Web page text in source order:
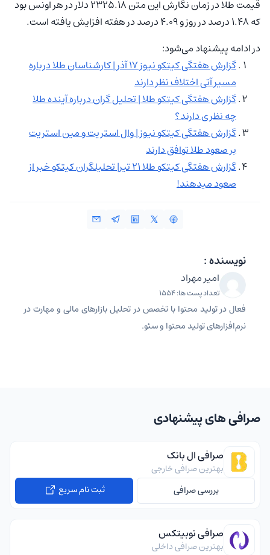
قیمت طلا در زمان نگارش این متن 2325.18 دلار در هر اونس بود
که 1.48 درصد در روز و 4.09 درصد در هفته افزایش یافته است.
در ادامه پیشنهاد می‌شود:
گزارش هفتگی کیتکو نیوز 17 آذر | کارشناسان طلا درباره
مسیر آتی اختلاف نظر دارند
گزارش هفتگی کیتکو طلا | تحلیل گران درباره آینده طلا
چه نظری دارند؟
گزارش هفتگی کیتکو نیوز | وال استریت و مین استریت
بر صعود طلا توافق دارند
گزارش هفتگی کیتکو طلا ۲۱ تیر| تحلیلگران کیتکو خبر از
صعود میدهند!
نویسنده :
امیر مهراد
تعداد پست ها: 1554
فعال در تولید محتوا با تخصص در تحلیل بازارهای مالی و مهارت در
نرم‌افزارهای تولید محتوا و سئو.
صرافی های پیشنهادی
صرافی ال بانک
بهترین صرافی خارجی
بررسی صرافی
ثبت نام سریع
صرافی نوبیتکس
بهترین صرافی داخلی